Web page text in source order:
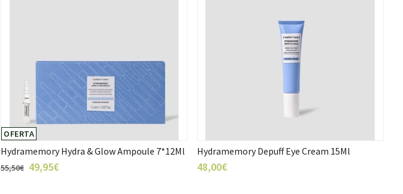
OFERTA
Hydramemory Hydra & Glow Ampoule 7*12Ml
55,50€ 49,95€
Hydramemory Depuff Eye Cream 15Ml
48,00€